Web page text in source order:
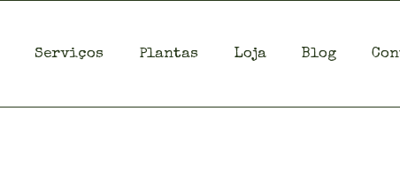
Serviços Plantas Loja Blog